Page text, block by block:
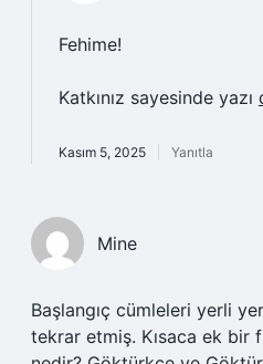
Fehime!
Katkınız sayesinde yazı
Kasım 5, 2025 Yanıtla
Mine
Başlangıç cümleleri yerli
tekrar etmiş. Kısaca ek bir